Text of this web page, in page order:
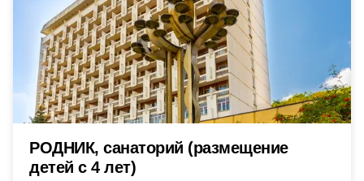
РОДНИК, санаторий (размещение
детей с 4 лет)